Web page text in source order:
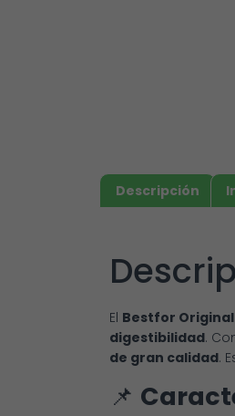
Descripción
El Bestfor Original
digestibilidad.
de gran calidad.
📌